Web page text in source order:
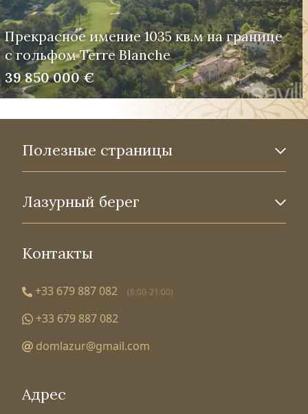
Прекрасное имение 1035 кв.м на границе
с гольфом Terre Blanche
39 850 000 €
Полезные страницы
Лазурный берег
Контакты
+33 679 887 082 (8:00-21:00)
+33 679 887 082
domlazur@gmail.com
Адрес